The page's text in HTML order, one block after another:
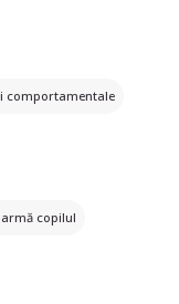
comportamentale
copilul